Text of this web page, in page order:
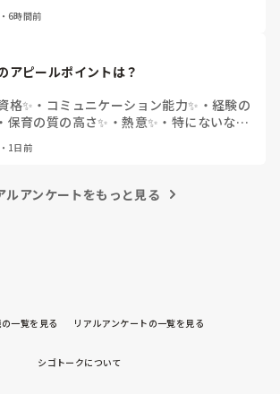
トで教えてください)
6時間前
アピールポイントは？
格✨ ・ コミュニケーション能力✨ ・ 経験の
・ 保育の質の高さ✨ ・熱意✨ ・ 特にないな・
1日前
ルアンケートをもっと見る
一覧を見る リアルアンケートの一覧を見る
シゴトークについて